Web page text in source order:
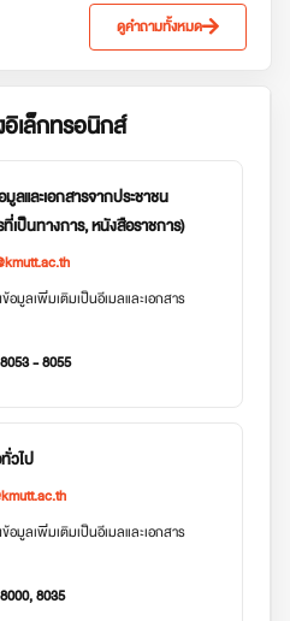
ดูคำถามทั้งหมด
เล็กทรอนิกส์
ลและเอกสารจากประชาชน
เป็นทางการ, หนังสือราชการ)
มูลเพิ่มเติมเป็นอีเมลและเอกสาร
- 8055
วไป
มูลเพิ่มเติมเป็นอีเมลและเอกสาร
8035